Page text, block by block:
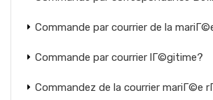
Commande par courrier de la
Commande par courrier lГ©gitime?
Commandez de la courrier mariГ©e